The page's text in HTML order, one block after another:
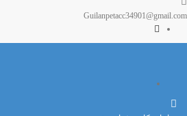
Guilanpetacc34901@gmail.com